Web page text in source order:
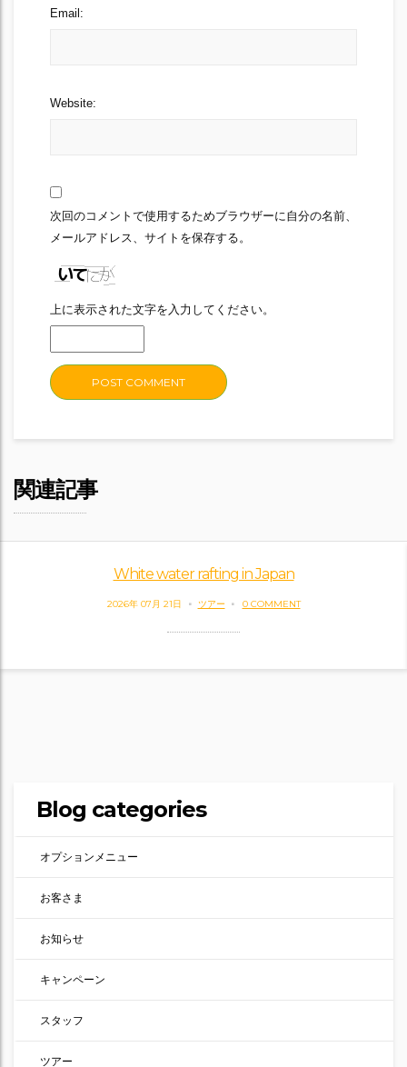
Email:
Website:
次回のコメントで使用するためブラウザーに自分の名前、
メールアドレス、サイトを保存する。
上に表示された文字を入力してください。
関連記事
White water rafting in Japan
2026年 07月 21日 ツアー 0 COMMENT
Blog categories
オプションメニュー
お客さま
お知らせ
キャンペーン
スタッフ
ツアー